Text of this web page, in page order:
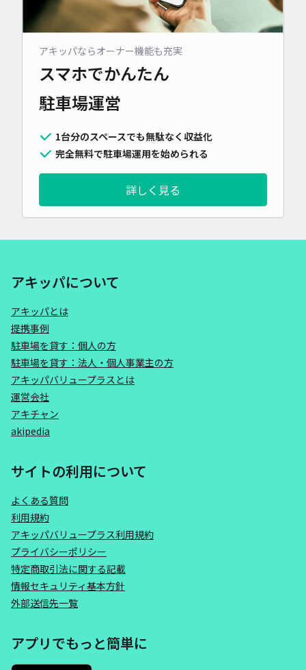
アキッパならオーナー機能も充実
スマホでかんたん
駐車場運営
1台分のスペースでも無駄なく収益化
完全無料で駐車場運用を始められる
詳しく見る
アキッパについて
アキッパとは
提携事例
駐車場を貸す：個人の方
駐車場を貸す：法人・個人事業主の方
アキッパバリュープラスとは
運営会社
アキチャン
akipedia
サイトの利用について
よくある質問
利用規約
アキッパバリュープラス利用規約
プライバシーポリシー
特定商取引法に関する記載
情報セキュリティ基本方針
外部送信先一覧
アプリでもっと簡単に